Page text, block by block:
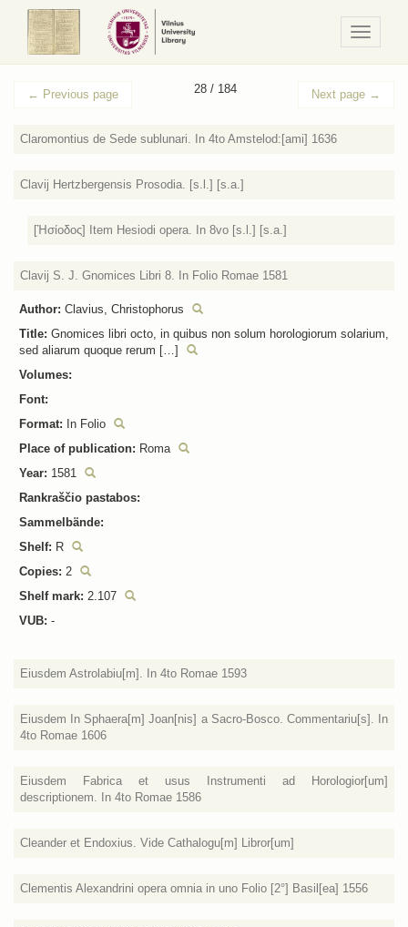
/
Meniu
← Previous page 28 / 184 Next page →
Claromontius de Sede sublunari. In 4to Amstelod:[ami] 1636
Clavij Hertzbergensis Prosodia. [s.l.] [s.a.]
[Ἡσίοδος] Item Hesiodi opera. In 8vo [s.l.] [s.a.]
Clavij S. J. Gnomices Libri 8. In Folio Romae 1581
Author: Clavius, Christophorus
Title: Gnomices libri octo, in quibus non solum horologiorum solarium,
sed aliarum quoque rerum […]
Volumes:
Font:
Format: In Folio
Place of publication: Roma
Year: 1581
Rankraščio pastabos:
Sammelbände:
Shelf: R
Copies: 2
Shelf mark: 2.107
VUB: -
Eiusdem Astrolabiu[m]. In 4to Romae 1593
Eiusdem In Sphaera[m] Joan[nis] a Sacro-Bosco. Commentariu[s]. In
4to Romae 1606
Eiusdem Fabrica et usus Instrumenti ad Horologior[um]
descriptionem. In 4to Romae 1586
Cleander et Endoxius. Vide Cathalogu[m] Libror[um]
Clementis Alexandrini opera omnia in uno Folio [2°] Basil[ea] 1556